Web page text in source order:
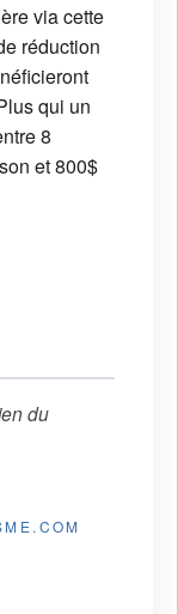
via cette
réduction
qui un
8
et 800$
du